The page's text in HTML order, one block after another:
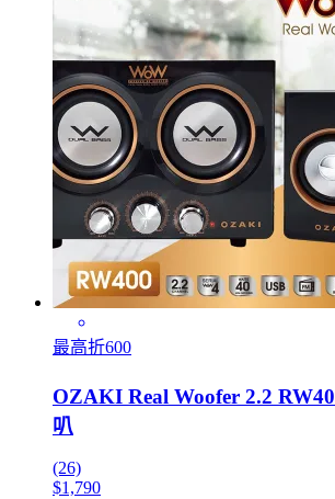
最高折600
OZAKI Real Woofer 2.2
叭
(26)
$1,790